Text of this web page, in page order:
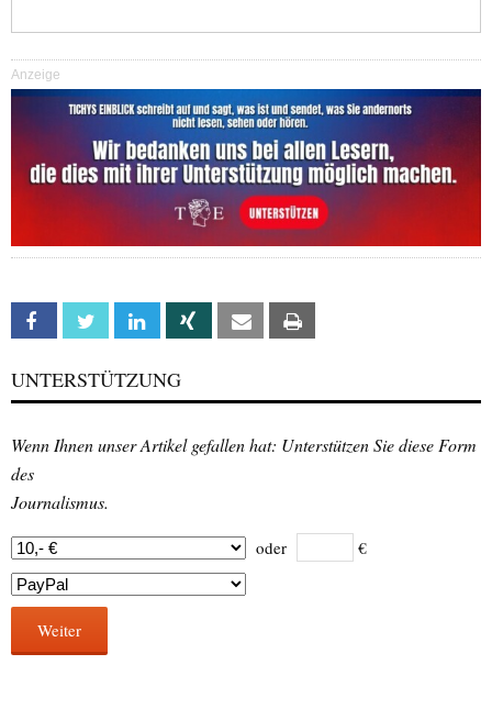
Anzeige
Facebook Twitter Linkedin Xing Email
UNTERSTÜTZUNG
Wenn Ihnen unser Artikel gefallen hat: Unterstützen Sie diese Form
des
Journalismus.
oder €
Weiter